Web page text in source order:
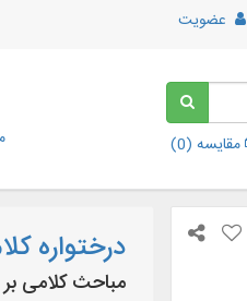
عضویت
مقایسه (0
)
درختواره
مباحث کلامی